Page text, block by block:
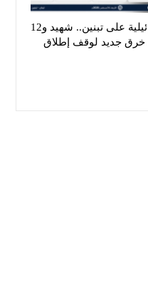
غارة إسرائيلية على تبنين.. شهيد و12
خرق جديد لوقف إطلاق